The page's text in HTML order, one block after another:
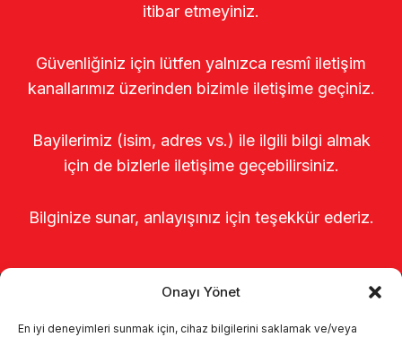
Onayı Yönet
En iyi deneyimleri sunmak için, cihaz bilgilerini saklamak ve/veya
itibar etmeyiniz.
Güvenliğiniz için lütfen yalnızca resmî iletişim
kanallarımız üzerinden bizimle iletişime geçiniz.
Bayilerimiz (isim, adres vs.) ile ilgili bilgi almak
için de bizlerle iletişime geçebilirsiniz.
Bilginize sunar, anlayışınız için teşekkür ederiz.